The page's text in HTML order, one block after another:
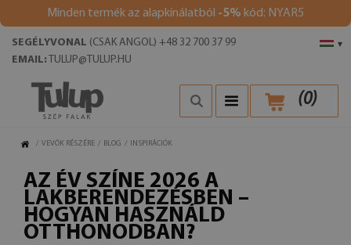
Minden termék az alapkínálatból -5% kód: NYAR5
▾
SEGÉLYVONAL (CSAK ANGOL) +48 32 700 37 99
EMAIL: TULUP@TULUP.HU
(0)
/ VEVŐK RÉSZÉRE / BLOG / INSPIRÁCIÓK
AZ ÉV SZÍNE 2026 A
LAKBERENDEZÉSBEN –
HOGYAN HASZNÁLD
OTTHONODBAN?